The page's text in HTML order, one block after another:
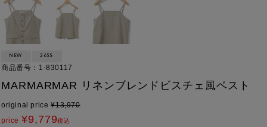
NEW 26SS
商品番号 1-830117
MARMARMAR リネンブレンドビスチェ風ベスト
original price ¥13,970
price ¥9,779税込